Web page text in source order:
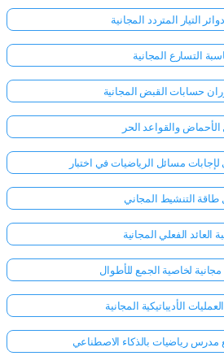
لا
توجد
أسئلة
بعد
اطرح
سؤالك
الأول
التيار المتردد المجانية
التسارع المجانية
حسابات القبض المجانية
الأحماض والقواعد الحر
طاقة التنشيط المجاني
العائد الفعلي المجانية
لخاصية الجمع للأطوال
الأديباتيكية المجانية
مدرس رياضيات بالذكاء الاصطناعي